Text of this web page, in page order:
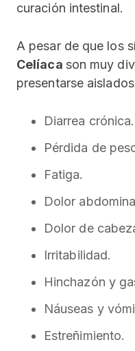
curación intestinal.
A pesar de que los
Celíaca son muy
presentarse
Diarrea crónica.
Pérdida de
Fatiga.
Dolor
Dolor de
Irritabilidad.
Hinchazón y
Náuseas y
Estreñimiento.